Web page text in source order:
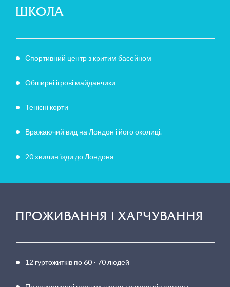
ШКОЛА
Спортивний центр з критим басейном
Обширні ігрові майданчики
Тенісні корти
Вражаючий вид на Лондон і його околиці.
20 хвилин їзди до Лондона
ПРОЖИВАННЯ І ХАРЧУВАННЯ
12 гуртожитків по 60 - 70 людей